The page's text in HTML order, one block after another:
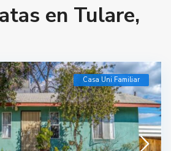
en Tulare,
Casa Uni Familiar